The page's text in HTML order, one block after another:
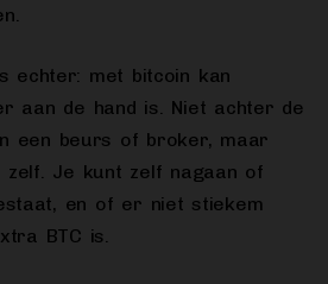
echter: met bitcoin kan
aan de hand is. Niet achter de
een beurs of broker, maar
Je kunt zelf nagaan of
en of er niet stiekem
BTC is.